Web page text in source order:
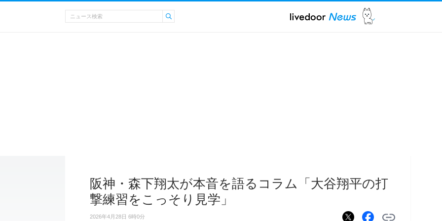
阪神・森下翔太が本音を語るコラム「大谷翔平の打
撃練習をこっそり見学」
2026年4月28日 6時0分